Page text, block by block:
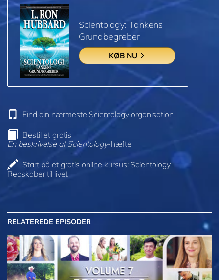
Scientology: Tankens
Grundbegreber
KØB NU
Find din nærmeste Scientology organisation
Bestil et gratis
En beskrivelse af Scientology-hæfte
Start på et gratis online kursus: Scientology
Redskaber til livet
RELATEREDE EPISODER